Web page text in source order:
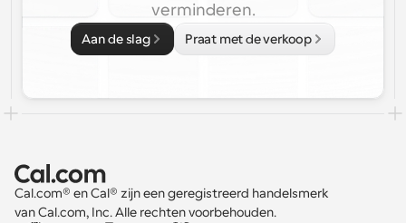
verminderen.
Aan de slag Praat met de verkoop
Cal.com® en Cal® zijn een geregistreerd handelsmerk
van Cal.com, Inc. Alle rechten voorbehouden.